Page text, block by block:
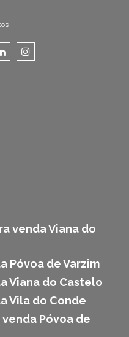
venda Viana do
Póvoa de Varzim
Viana do Castelo
Vila do Conde
Póvoa de